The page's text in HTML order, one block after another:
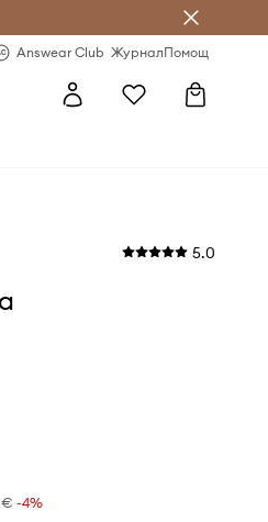
Answear Club ЖурналПомощ
5.0
€ -4%